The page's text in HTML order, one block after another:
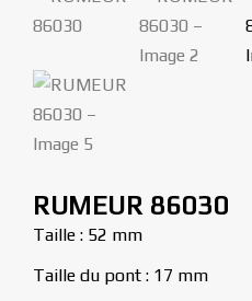
RUMEUR 86030
Taille : 52 mm
Taille du pont : 17 mm